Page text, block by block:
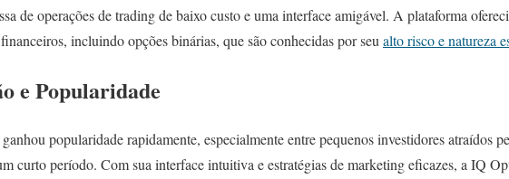
de operações de trading de baixo custo e uma interface amigável. A plataforma
incluindo opções binárias, que são conhecidas por seu alto risco e natureza
e Popularidade
popularidade rapidamente, especialmente entre pequenos investidores atraídos
curto período. Com sua interface intuitiva e estratégias de marketing eficazes, a IQ